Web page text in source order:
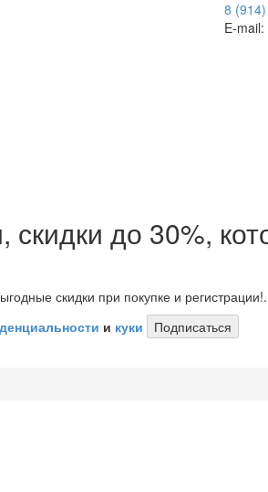
8
E-mail:
до 30%,
скидки при покупке и регистрации!.
и куки
Подписаться